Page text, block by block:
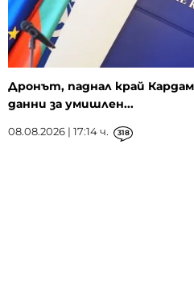
Дронът, паднал край
данни за умишлен...
08.08.2026 | 17:14 ч. 318